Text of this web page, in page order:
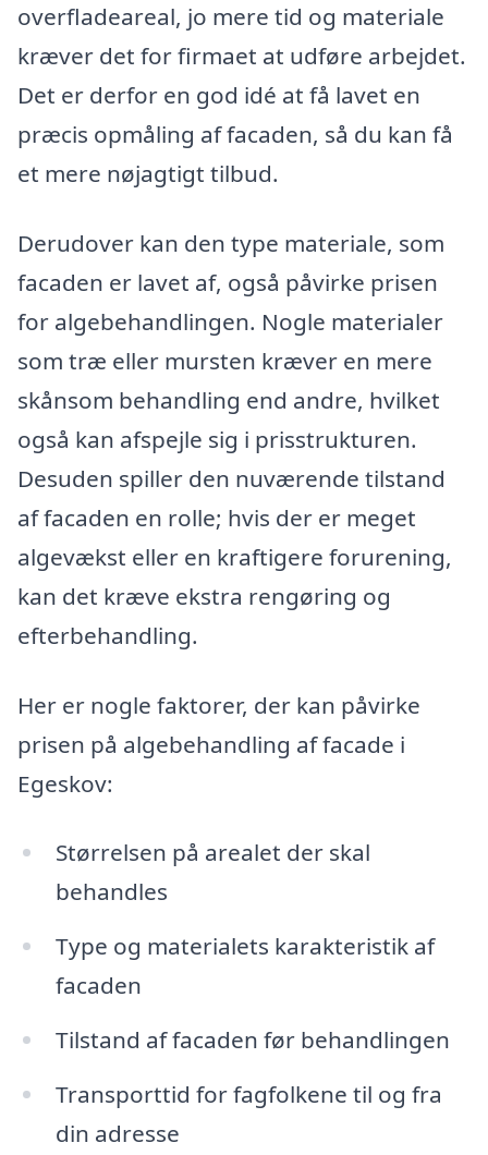
overfladeareal, jo mere tid og materiale
kræver det for firmaet at udføre arbejdet.
Det er derfor en god idé at få lavet en
præcis opmåling af facaden, så du kan få
et mere nøjagtigt tilbud.
Derudover kan den type materiale, som
facaden er lavet af, også påvirke prisen
for algebehandlingen. Nogle materialer
som træ eller mursten kræver en mere
skånsom behandling end andre, hvilket
også kan afspejle sig i prisstrukturen.
Desuden spiller den nuværende tilstand
af facaden en rolle; hvis der er meget
algevækst eller en kraftigere forurening,
kan det kræve ekstra rengøring og
efterbehandling.
Her er nogle faktorer, der kan påvirke
prisen på algebehandling af facade i
Egeskov:
Størrelsen på arealet der skal
behandles
Type og materialets karakteristik af
facaden
Tilstand af facaden før behandlingen
Transporttid for fagfolkene til og fra
din adresse